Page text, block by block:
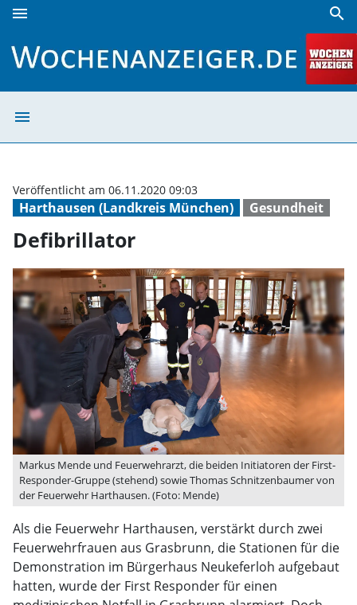
menu search
menu
Harthausen (Landkreis München) Gesundheit
Veröffentlicht am 06.11.2020 09:03
Defibrillator
Markus Mende und Feuerwehrarzt, die beiden Initiatoren der First-
Responder-Gruppe (stehend) sowie Thomas Schnitzenbaumer von
der Feuerwehr Harthausen. (Foto: Mende)
Als die Feuerwehr Harthausen, verstärkt durch zwei
Feuerwehrfrauen aus Grasbrunn, die Stationen für die
Demonstration im Bürgerhaus Neukeferloh aufgebaut
hatten, wurde der First Responder für einen